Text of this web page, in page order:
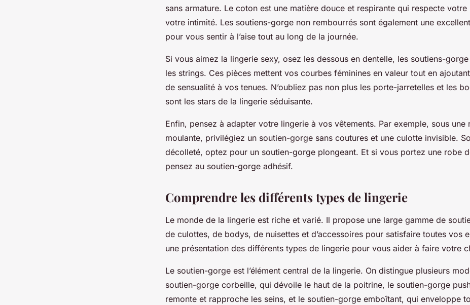
sans armature. Le coton est une matière douce et respirante qui respecte votre
votre intimité. Les soutiens-gorge non rembourrés sont également une
pour vous sentir à l’aise tout au long de la journée.
Si vous aimez la lingerie sexy, osez les dessous en dentelle, les soutiens-
les strings. Ces pièces mettent vos courbes féminines en valeur tout en
de sensualité à vos tenues. N’oubliez pas non plus les porte-jarretelles et les
sont les stars de la lingerie séduisante.
Enfin, pensez à adapter votre lingerie à vos vêtements. Par exemple, sous une
moulante, privilégiez un soutien-gorge sans coutures et une culotte invisible.
décolleté, optez pour un soutien-gorge plongeant. Et si vous portez une robe
pensez au soutien-gorge adhésif.
Comprendre les différents types de lingerie
Le monde de la lingerie est riche et varié. Il propose une large gamme de
de culottes, de bodys, de nuisettes et d’accessoires pour satisfaire toutes vos
une présentation des différents types de lingerie pour vous aider à faire votre
Le soutien-gorge est l’élément central de la lingerie. On distingue plusieurs
soutien-gorge corbeille, qui dévoile le haut de la poitrine, le soutien-gorge
remonte et rapproche les seins, et le soutien-gorge emboîtant, qui enveloppe